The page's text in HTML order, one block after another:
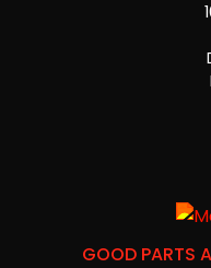
GOOD PARTS